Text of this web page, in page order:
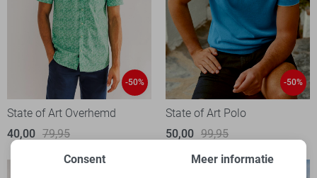
-50%
State of Art Overhemd
40,00 79,95
-50%
State of Art Polo
50,00 99,95
Consent
Meer informatie